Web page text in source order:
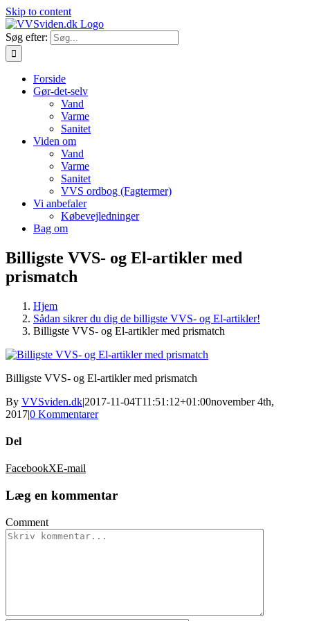
Skip to content
Søg efter:
Forside
Gør-det-selv
Vand
Varme
Sanitet
Viden om
Vand
Varme
Sanitet
VVS ordbog (Fagtermer)
Vi anbefaler
Købevejledninger
Bag om
Billigste VVS- og El-artikler med
prismatch
Hjem
Sådan sikrer du dig de billigste VVS- og El-artikler!
Billigste VVS- og El-artikler med prismatch
Billigste VVS- og El-artikler med prismatch
By VVSviden.dk|2017-11-04T11:51:12+01:00november 4th,
2017|0 Kommentarer
Del
FacebookXE-mail
Læg en kommentar
Comment